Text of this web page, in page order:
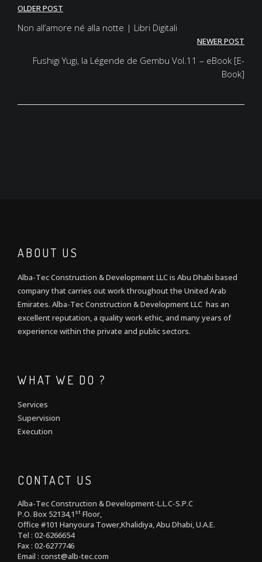
Post
navigation
OLDER POST
Non all’amore né alla notte | Libri Digitali
NEWER POST
Fushigi Yugi, la Légende de Gembu Vol.11 – eBook [E-
Book]
ABOUT US
Alba-Tec Construction & Development LLC is Abu Dhabi based
company that carries out work throughout the United Arab
Emirates. Alba-Tec Construction & Development LLC has an
excellent reputation, a quality work ethic, and many years of
experience within the private and public sectors.
WHAT WE DO ?
Services
Supervision
Execution
CONTACT US
Alba-Tec Construction & Development-L.L.C-S.P.C
P.O. Box 52134,1 st Floor,
Office #101 Hanyoura Tower,Khalidiya, Abu Dhabi, U.A.E.
Tel : 02-6266654
Fax : 02-6277746
Email : const@alb-tec.com